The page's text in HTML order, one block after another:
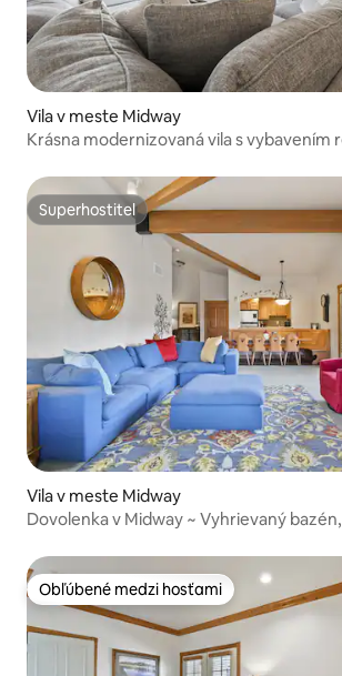
Vila v meste Midway
Krásna modernizovaná vila s vybavením
Superhostiteľ
Superhostiteľ
Vila v meste Midway
Dovolenka v Midway ~ Vyhrievaný
Obľúbené medzi hosťami
Obľúbené medzi hosťami